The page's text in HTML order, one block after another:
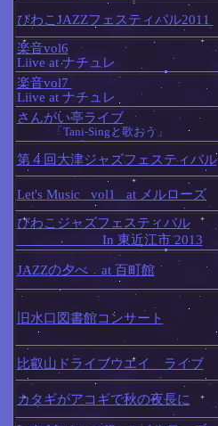
びわこJAZZフェスティバル2011
楽音vol6
Liive at ナチュレ
楽音vol7
Liive at ナチュレ
さんがい亭ライブ
「Tani-Singと歌おう」
第４回大津ジャズフェスティバル
Let's Music vol1 at メルローズ
びわこジャズフェスティバル
In 東近江市 2013
JAZZの夕べ at 百町館
旧水口図書館コンサート
比叡山ドライブウエイ ライブ
カタギがアコギで秋の夜長に